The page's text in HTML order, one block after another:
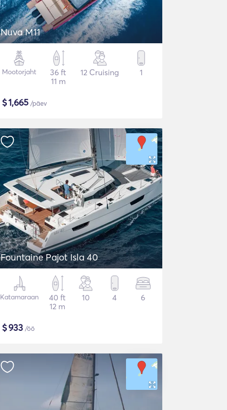
Nuva M11
Mootorjaht
36 ft
11 m
12 Cruising 1
$1,665 /päev
Fountaine Pajot Isla 40
Katamaraan
40 ft
12 m
10 4 6
$933 /öö